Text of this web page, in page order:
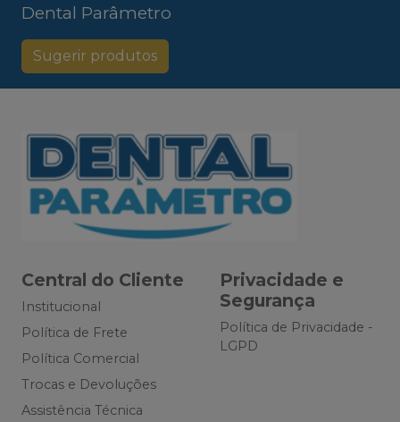
Dental Parâmetro
Sugerir produtos
Central do Cliente
Institucional
Política de Frete
Política Comercial
Trocas e Devoluções
Assistência Técnica
Privacidade e
Segurança
Política de Privacidade -
LGPD